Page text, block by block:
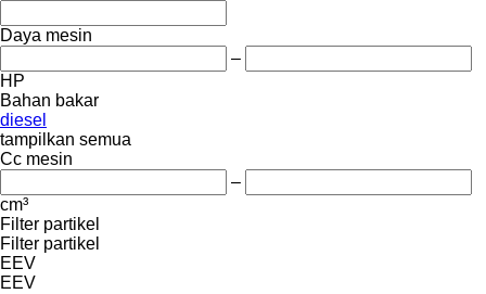
Daya mesin
–
HP
Bahan bakar
diesel
tampilkan semua
Cc mesin
–
cm³
Filter partikel
Filter partikel
EEV
EEV